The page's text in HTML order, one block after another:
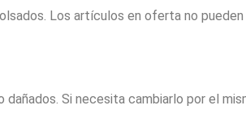
Los artículos en oferta no
Si necesita cambiarlo por el